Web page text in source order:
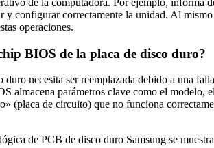
de la computadora. Por ejemplo,
y configurar correctamente la unidad. Al
operaciones.
BIOS de la placa de disco duro?
necesita ser reemplazada debido a una
almacena parámetros clave como el modelo,
(placa de circuito) que no funciona
de PCB de disco duro Samsung se